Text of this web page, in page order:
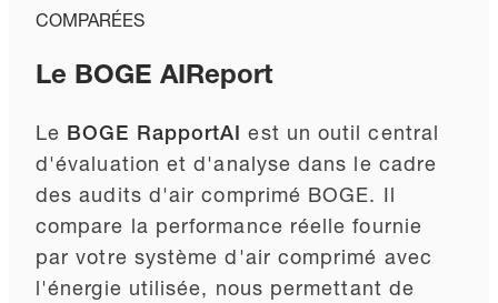
COMPARÉES
Le BOGE AIReport
Le BOGE RapportAI est un outil central
d'évaluation et d'analyse dans le cadre
des audits d'air comprimé BOGE. Il
compare la performance réelle fournie
par votre système d'air comprimé avec
l'énergie utilisée, nous permettant de